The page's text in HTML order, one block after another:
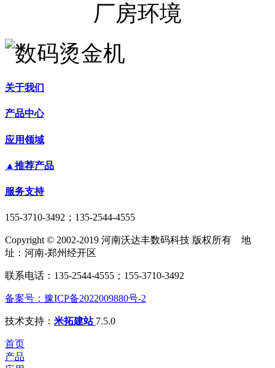
厂房环境
关于我们
产品中心
应用领域
▲推荐产品
服务支持
155-3710-3492；135-2544-4555
Copyright © 2002-2019 河南沃达丰数码科技 版权所有 地
址：河南-郑州经开区
联系电话：135-2544-4555；155-3710-3492
备案号：豫ICP备2022009880号-2
技术支持： 米拓建站 7.5.0
首页
产品